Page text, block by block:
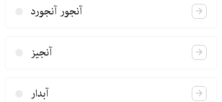
آنجور آنجورد
آنجیز
آبدار